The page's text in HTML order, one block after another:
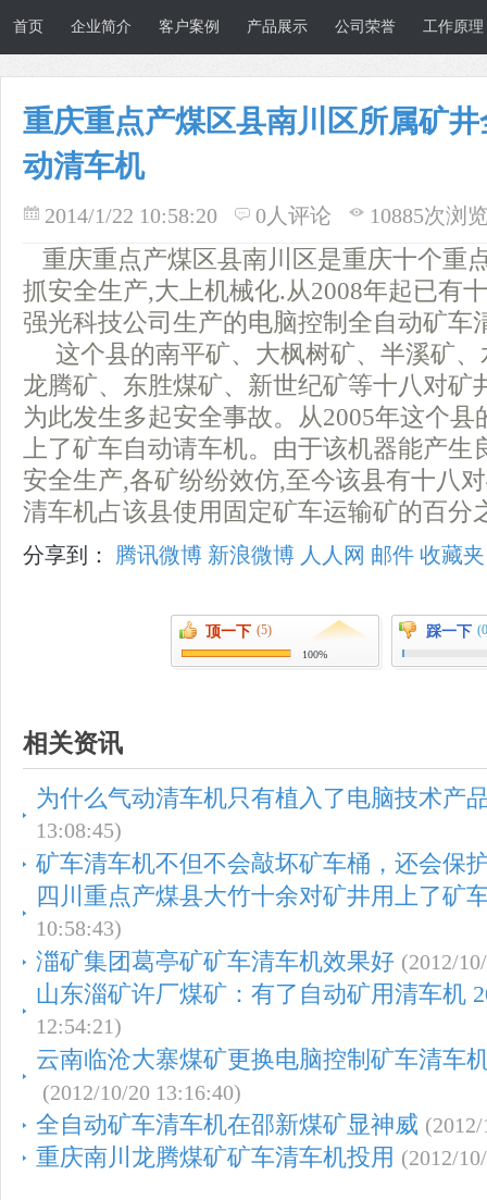
首页 企业简介 客户案例 产品展示 公司荣誉 工作原理
重庆重点产煤区县南川区所属矿
动清车机
2014/1/22 10:58:20 0人评论 10885次浏
重庆重点产煤区县南川区是重庆十个重
抓安全生产,大上机械化.从2008年起已有
强光科技公司生产的电脑控制全自动矿车
这个县的南平矿、大枫树矿、半溪矿、
龙腾矿、东胜煤矿、新世纪矿等十八对矿
为此发生多起安全事故。从2005年这个
上了矿车自动请车机。由于该机器能产
安全生产,各矿纷纷效仿,至今该县有十八
清车机占该县使用固定矿车运输矿的百分
分享到： 腾讯微博 新浪微博 人人网 邮件 收藏夹
顶一下 (5)
100%
踩一下
相关资讯
为什么气动清车机只有植入了电脑技术产
13:08:45)
矿车清车机不但不会敲坏矿车桶，还会保
四川重点产煤县大竹十余对矿井用上了矿
10:58:43)
湽矿集团葛亭矿矿车清车机效果好 (2012/
山东淄矿许厂煤矿：有了自动矿用清车机
12:54:21)
云南临沧大寨煤矿更换电脑控制矿车清车
(2012/10/20 13:16:40)
全自动矿车清车机在邵新煤矿显神威
重庆南川龙腾煤矿矿车清车机投用 (2012/